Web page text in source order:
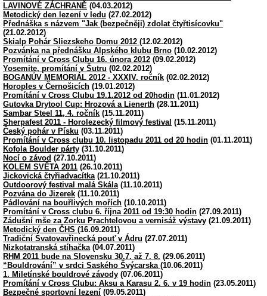
LAVINOVÉ ZÁCHRANĚ (04.03.2012)
Metodický den lezení v ledu (27.02.2012)
Přednáška s názvem "Jak (bezpečněji) zdolat čtyřtisícovku"
(21.02.2012)
Skialp Pohár Sliezskeho Domu 2012 (12.02.2012)
Pozvánka na přednášku Alpského klubu Brno (10.02.2012)
Promítání v Cross Clubu 16. února 2012 (09.02.2012)
Yosemite, promítání v Šutru (02.02.2012)
BOGANŮV MEMORIÁL 2012 - XXXIV. ročník (02.02.2012)
Horoples v Černošicích (19.01.2012)
Promítání v Cross Clubu 19.1.2012 od 20hodin (11.01.2012)
Gutovka Drytool Cup: Hrozová a Lienerth (28.11.2011)
Sambar Steel 11, 4. ročník (15.11.2011)
Sherpafest 2011 - Horolezecký filmový festival (15.11.2011)
Český pohár v Písku (03.11.2011)
Promítání v Cross clubu 10. listopadu 2011 od 20 hodin (01.11.2011)
Kofola Boulder párty (31.10.2011)
Nocí o závod (27.10.2011)
KOLEM SVĚTA 2011 (26.10.2011)
Jickovická čtyřiadvacítka (21.10.2011)
Outdoorový festival malá Skála (11.10.2011)
Pozvána do Jizerek (11.10.2011)
Pádlování na bouřlivých mořích (10.10.2011)
Promítání v Cross clubu 6. října 2011 od 19:30 hodin (27.09.2011)
Zádušní mše za Zorku Prachtelovou a vernisáž výstavy (21.09.2011)
Metodický den ČHS (16.09.2011)
Tradiční Svatovavřinecká pouť v Ádru (27.07.2011)
Nizkotatranská stíhačka (04.07.2011)
RHM 2011 bude na Slovensku 30.7. až 7. 8. (29.06.2011)
“Bouldrování” v srdci Saského Švýcarska (10.06.2011)
1. Miletínské bouldrové závody (07.06.2011)
Promítání v Cross Clubu: Aksu a Karasu 2. 6. v 19 hodin (23.05.2011)
Bezpečné sportovní lezení (09.05.2011)